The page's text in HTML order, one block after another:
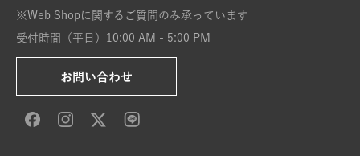
※Web Shopに関するご質問のみ承っています
受付時間（平日）10:00 AM - 5:00 PM
お問い合わせ